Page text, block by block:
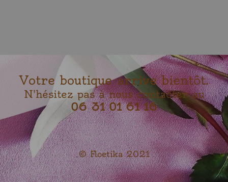
Votre boutique arrive bientôt.
N'hésitez pas à nous contacter au
06 31 01 61 16
© Floetika 2021